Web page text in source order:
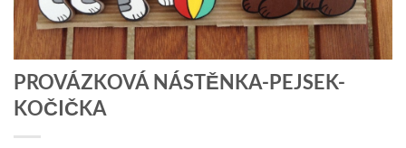
PROVÁZKOVÁ NÁSTĚNKA-PEJSEK-
KOČIČKA